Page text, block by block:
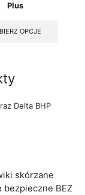
Plus
OPCJE
skórzane
bezpieczne BEZ